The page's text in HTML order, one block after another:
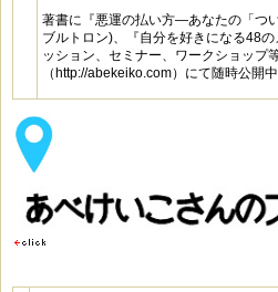
著書に『悪運の払い方―あなたの「つ
ブルトロン)、『自分を好きになる48
ッション、セミナー、ワークショップ
（http://abekeiko.com）にて随時公開中